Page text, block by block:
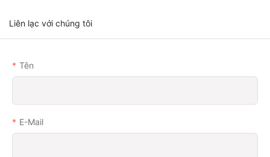
Liên lạc với chúng tôi
Tên
E-Mail